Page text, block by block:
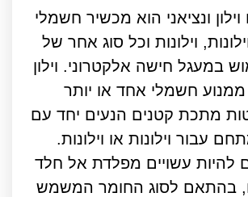
וילון ונציאני הוא מכשיר חשמלי
וילונות וכל סוג אחר של
במעגל חישה אלקטרוני. וילון
ממנוע חשמלי אחד או יותר
מתכת קטנים הנעים יחד עם
עבור וילונות או וילונות.
להיות עשויים מפלדת אל חלד
בהתאם לסוג החומר המשמש